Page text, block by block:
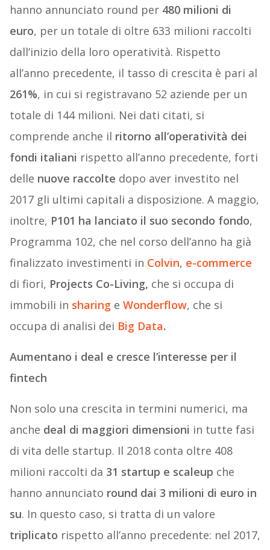
hanno annunciato round per 480 milioni di
euro, per un totale di oltre 633 milioni raccolti
dall’inizio della loro operatività. Rispetto
all’anno precedente, il tasso di crescita è pari al
261%, in cui si registravano 52 aziende per un
totale di 144 milioni. Nei dati citati, si
comprende anche il ritorno all’operatività dei
fondi italiani rispetto all’anno precedente, forti
delle nuove raccolte dopo aver investito nel
2017 gli ultimi capitali a disposizione. A maggio,
inoltre, P101 ha lanciato il suo secondo fondo,
Programma 102, che nel corso dell’anno ha già
finalizzato investimenti in Colvin, e-commerce
di fiori, Projects Co-Living, che si occupa di
immobili in sharinge Wonderflow, che si
occupa di analisi dei Big Data.
Aumentano i deal e cresce l’interesse per il
fintech
Non solo una crescita in termini numerici, ma
anche deal di maggiori dimensioni in tutte fasi
di vita delle startup. Il 2018 conta oltre 408
milioni raccolti da 31 startup e scaleup che
hanno annunciato round dai 3 milioni di euro in
su. In questo caso, si tratta di un valore
triplicato rispetto all’anno precedente: nel 2017,